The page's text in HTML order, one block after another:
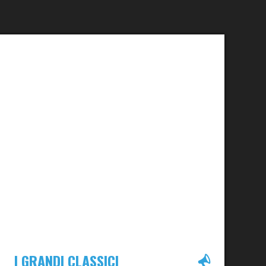
I GRANDI CLASSICI